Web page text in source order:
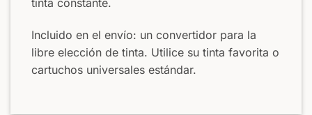
tinta constante.
Incluido en el envío: un convertidor para la
libre elección de tinta. Utilice su tinta favorita o
cartuchos universales estándar.